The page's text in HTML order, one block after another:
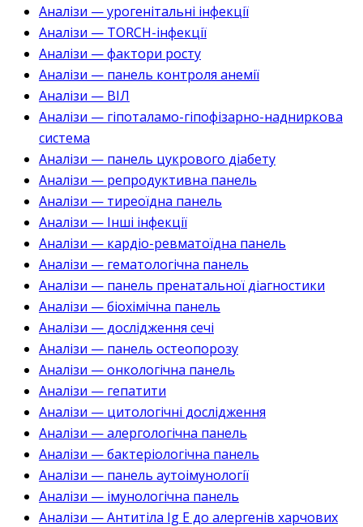
Аналізи — урогенітальні інфекції
Аналізи — TORCH-інфекції
Аналізи — фактори росту
Аналізи — панель контроля анемії
Аналізи — ВІЛ
Аналізи — гіпоталамо-гіпофізарно-надниркова
система
Аналізи — панель цукрового діабету
Аналізи — репродуктивна панель
Аналізи — тиреоїдна панель
Аналізи — Інші інфекції
Аналізи — кардіо-ревматоїдна панель
Аналізи — гематологічна панель
Аналізи — панель пренатальної діагностики
Аналізи — біохімічна панель
Аналізи — дослідження сечі
Аналізи — панель остеопорозу
Аналізи — онкологічна панель
Аналізи — гепатити
Аналізи — цитологічні дослідження
Аналізи — алергологічна панель
Аналізи — бактеріологічна панель
Аналізи — панель аутоімунології
Аналізи — імунологічна панель
Аналізи — Антитіла Ig E до алергенів харчових